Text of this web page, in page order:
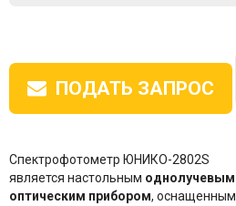
ПОДАТЬ ЗАПРОС
Спектрофотометр ЮНИКО-2802S
является настольным однолучевым
оптическим прибором, оснащенным